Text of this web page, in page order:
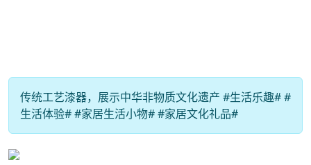
传统工艺漆器，展示中华非物质文化遗产 #生活乐趣# #
生活体验# #家居生活小物# #家居文化礼品#